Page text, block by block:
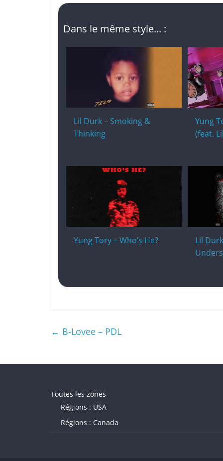
Dans le même style... :
Lil Durk – Smoking &
Thinking
Yung
(feat.
Yung Tory – Who’s He?
Lil
← B-Lovee – PDL
Toutes les zones
Régions : USA
Régions : Canada